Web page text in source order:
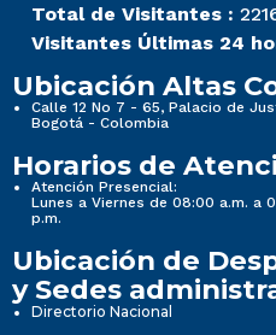
Total de Visitantes :
Visitantes Últimas 24
Ubicación Altas
Calle 12 No 7 - 65, Palacio de
Bogotá - Colombia
Horarios de
Atención Presencial:
Lunes a Viernes de 08:00 a.m. a
p.m.
Ubicación de
y Sedes
Directorio Nacional